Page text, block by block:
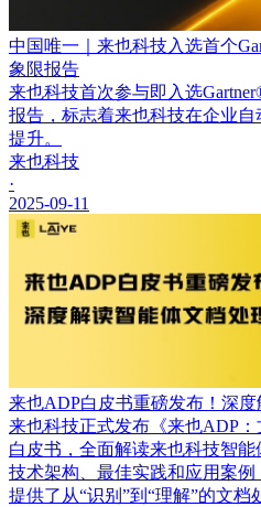
中国唯一｜来也科技入选首个
象限报告
来也科技首次参与即入选
报告，标志着来也科技在企业
提升。
来也科技
·
2025-09-11
来也ADP白皮书重磅发布！深
来也科技正式发布《来也ADP：
白皮书，全面解读来也科技智能
技术架构、最佳实践和应用案
提供了从“识别”到“理解”的文